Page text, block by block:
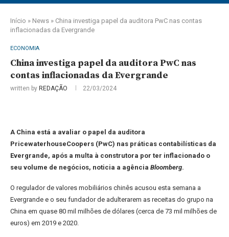
Início » News » China investiga papel da auditora PwC nas contas
inflacionadas da Evergrande
ECONOMIA
China investiga papel da auditora PwC nas
contas inflacionadas da Evergrande
written by REDAÇÃO 22/03/2024
A China está a avaliar o papel da auditora
PricewaterhouseCoopers (PwC) nas práticas contabilísticas da
Evergrande, após a multa à construtora por ter inflacionado o
seu volume de negócios, noticia a agência Bloomberg.
O regulador de valores mobiliários chinês acusou esta semana a
Evergrande e o seu fundador de adulterarem as receitas do grupo na
China em quase 80 mil milhões de dólares (cerca de 73 mil milhões de
euros) em 2019 e 2020.